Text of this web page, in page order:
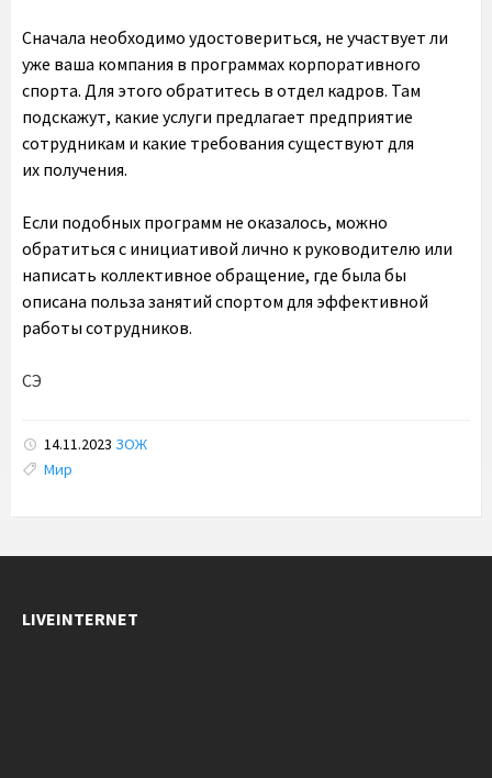
Сначала необходимо удостовериться, не участвует ли
уже ваша компания в программах корпоративного
спорта. Для этого обратитесь в отдел кадров. Там
подскажут, какие услуги предлагает предприятие
сотрудникам и какие требования существуют для
их получения.
Если подобных программ не оказалось, можно
обратиться с инициативой лично к руководителю или
написать коллективное обращение, где была бы
описана польза занятий спортом для эффективной
работы сотрудников.
СЭ
14.11.2023 ЗОЖ
Tags:
Мир
LIVEINTERNET